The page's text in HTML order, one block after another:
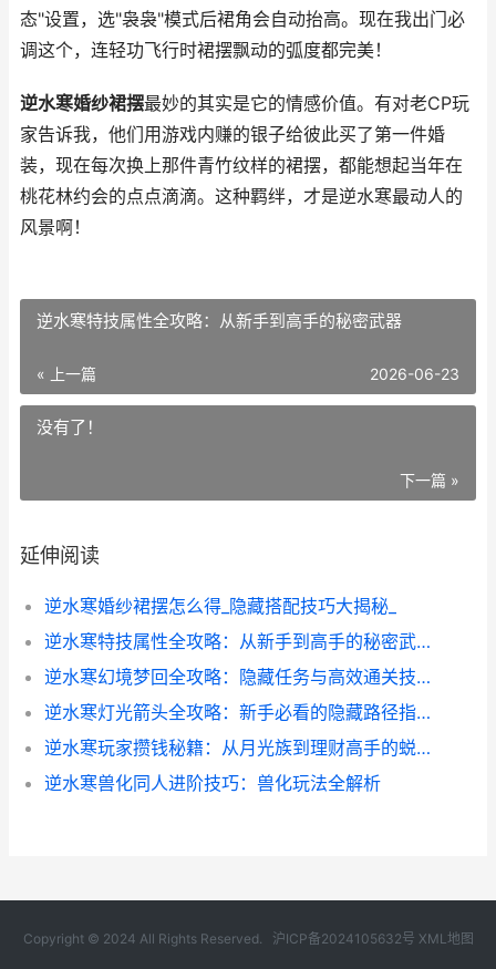
态"设置，选"袅袅"模式后裙角会自动抬高。现在我出门必
调这个，连轻功飞行时裙摆飘动的弧度都完美！
逆水寒婚纱裙摆最妙的其实是它的情感价值。有对老CP玩
家告诉我，他们用游戏内赚的银子给彼此买了第一件婚
装，现在每次换上那件青竹纹样的裙摆，都能想起当年在
桃花林约会的点点滴滴。这种羁绊，才是逆水寒最动人的
风景啊！
逆水寒特技属性全攻略：从新手到高手的秘密武器
« 上一篇 2026-06-23
没有了！
下一篇 »
延伸阅读
逆水寒婚纱裙摆怎么得_隐藏搭配技巧大揭秘_
逆水寒特技属性全攻略：从新手到高手的秘密武器
逆水寒幻境梦回全攻略：隐藏任务与高效通关技巧
逆水寒灯光箭头全攻略：新手必看的隐藏路径指南
逆水寒玩家攒钱秘籍：从月光族到理财高手的蜕变之路
逆水寒兽化同人进阶技巧：兽化玩法全解析
Copyright © 2024 All Rights Reserved. 沪ICP备2024105632号 XML地图